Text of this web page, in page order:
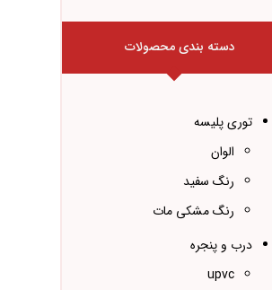
دسته بندی محصولات
توری پلیسه
الوان
رنگ سفید
رنگ مشکی مات
درب و پنجره
upvc